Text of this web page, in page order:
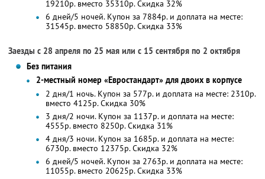
19210р. вместо 35310р. Скидка 32%
6 дней/5 ночей. Купон за 7884р. и доплата на месте:
31545р. вместо 58850р. Скидка 33%
Заезды с 28 апреля по 25 мая или с 15 сентября по 2 октября
Без питания
2-местный номер «Евростандарт» для двоих в корпусе
2 дня/1 ночь. Купон за 577р. и доплата на месте: 2310р.
вместо 4125р.Скидка 30%
3 дня/2 ночи. Купон за 1137р. и доплата на месте:
4555р. вместо 8250р.Скидка 31%
4 дня/3 ночи. Купон за 1685р. и доплата на месте:
6730р. вместо 12375р. Скидка 32%
6 дней/5 ночей. Купон за 2763р. и доплата на месте:
11055р. вместо 20625р. Скидка 33%